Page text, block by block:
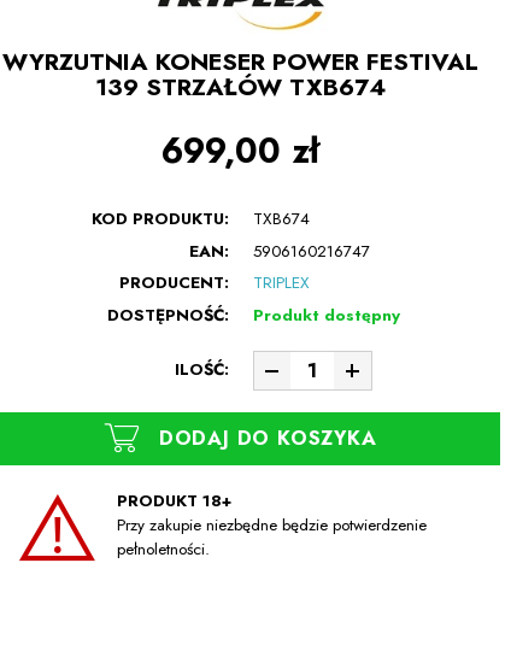
WYRZUTNIA KONESER POWER FESTIVAL
139 STRZAŁÓW TXB674
699,00 zł
KOD PRODUKTU:
TXB674
EAN:
5906160216747
PRODUCENT:
TRIPLEX
DOSTĘPNOŚĆ:
Produkt dostępny
ILOŚĆ:
DODAJ DO KOSZYKA
PRODUKT 18+
Przy zakupie niezbędne będzie potwierdzenie
pełnoletności.